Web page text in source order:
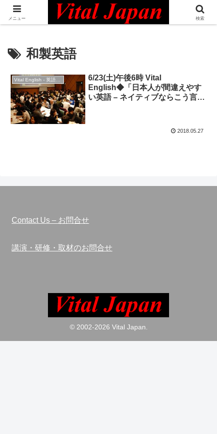
日本最大級の英語コミュニティ・Bilingual Professionals Network
和製英語
Vital English - 英語勉強会
6/23(土)午後6時 Vital
English◆「日本人が間違えやす
い英語 – ネイティブならこう言
2018.05.27
Contact Us – お問合せ
講演・研修・取材のお問合せ
© 2002-2026 Vital Japan.
メニュー 検索